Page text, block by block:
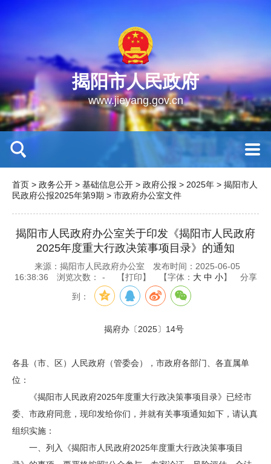
揭阳市人民政府
www.jieyang.gov.cn
首页 > 政务公开 > 基础信息公开 > 政府公报 > 2025年 > 揭阳市人
民政府公报2025年第9期 > 市政府办公室文件
揭阳市人民政府办公室关于印发《揭阳市人民政府
2025年度重大行政决策事项目录》的通知
来源：揭阳市人民政府办公室
发布时间：2025-06-05
16:38:36
浏览次数： - 【打印】 【字体： 大 中 小】 分享
到：
揭府办〔2025〕14号
各县（市、区）人民政府（管委会），市政府各部门、各直属单
位：
《揭阳市人民政府2025年度重大行政决策事项目录》已经市
委、市政府同意，现印发给你们，并就有关事项通知如下，请认真
组织实施：
一、列入《揭阳市人民政府2025年度重大行政决策事项目